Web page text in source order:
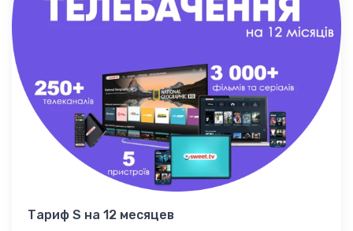
Тариф S на 12 месяцев